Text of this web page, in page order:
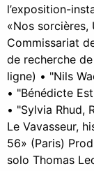
l’exposition-
«Nos sorcières,
Commissariat
de recherche
ligne) • "Nils
• "Bénédicte
• "Sylvia Rhud,
Le Vavasseur,
56» (Paris)
solo Thomas